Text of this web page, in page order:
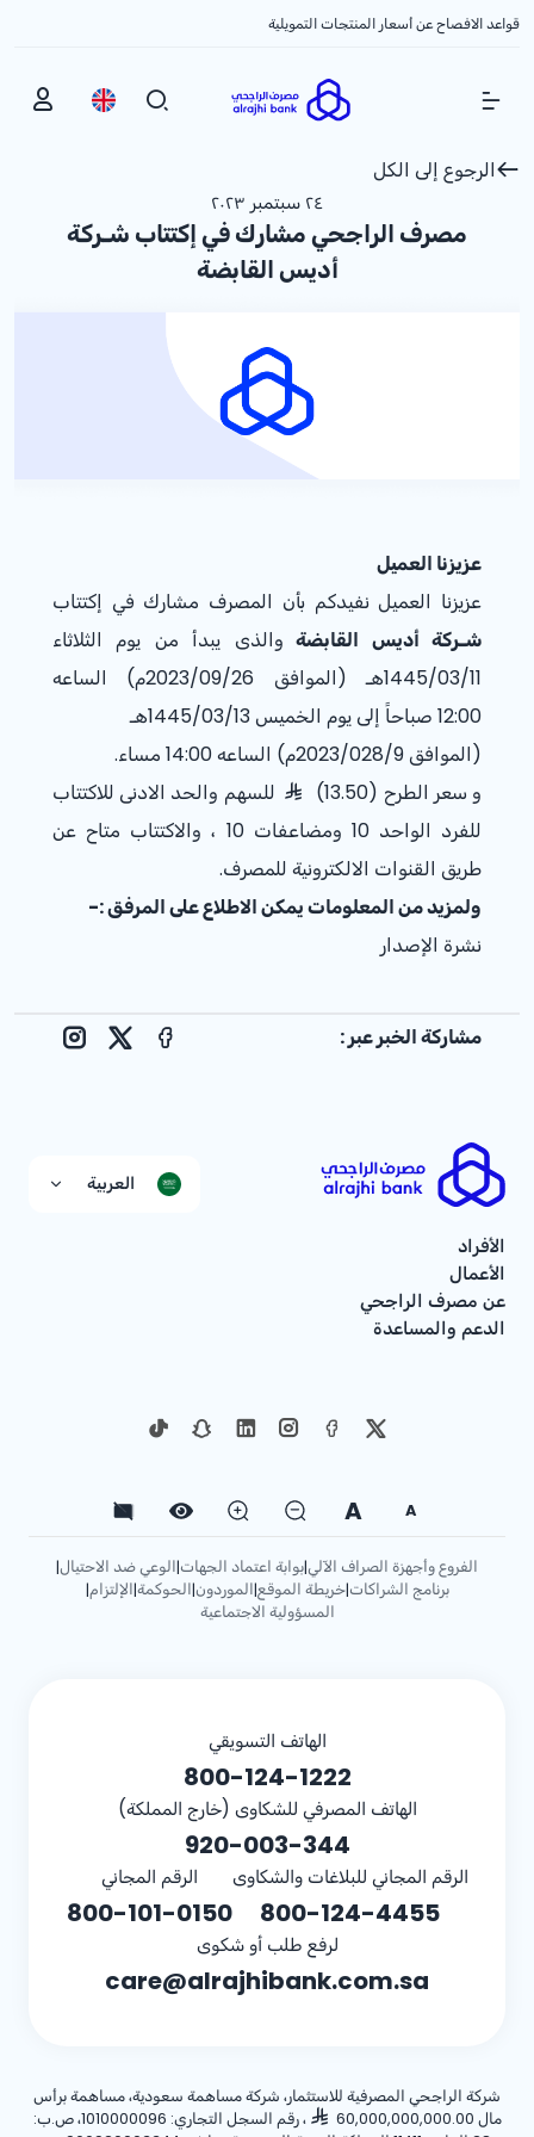
قواعد الافصاح عن أسعار المنتجات التمويلية
Show Menu
الرجوع إلى الكل
٢٤ سبتمبر ٢٠٢٣
مصرف الراجحي مشارك في إكتتاب شـركة
أديس القابضة
عزيزنا العميل
عزيزنا العميل نفيدكم بأن المصرف مشارك في إكتتاب
شـركة أديس القابضة والذى يبدأ من يوم الثلاثاء
11
/
03
/
5144هـ (الموافق 26
/
09/2023م) الساعه
12:00 صباحاً إلى يوم الخميس 13
/
03/1445هـ
(الموافق 28/9
0/2023م)
الساعه 14:00 مساء.
و سعر الطرح (13.50)
للسهم والحد الادنى للاكتتاب
للفرد الواحد 10 ومضاعفات 10 ، والاكتتاب متاح عن
طريق القنوات الالكترونية للمصرف.
ولمزيد من المعلومات يمكن الاطلاع على المرفق :-
نشرة الإصدار
مشاركة الخبر عبر : Facebook
X
العربية
الأفراد
الأعمال
عن مصرف الراجحي
الدعم والمساعدة
A
A
الفروع وأجهزة الصراف الآلي|بوابة اعتماد الجهات|الوعي ضد الاحتيال|
برنامج الشراكات|خريطة الموقع|الموردون|الحوكمة|الإلتزام|
المسؤولية الاجتماعية
الهاتف التسويقي
800-124-1222
الهاتف المصرفي للشكاوى (خارج المملكة)
920-003-344
الرقم المجاني للبلاغات والشكاوى
800-124-4455
الرقم المجاني
800-101-0150
لرفع طلب أو شكوى
care@alrajhibank.com.sa
شركة الراجحي المصرفية للاستثمار، شركة مساهمة سعودية، مساهمة برأس
مال 60,000,000,000.00
، رقم السجل التجاري: 1010000096، ص.ب: